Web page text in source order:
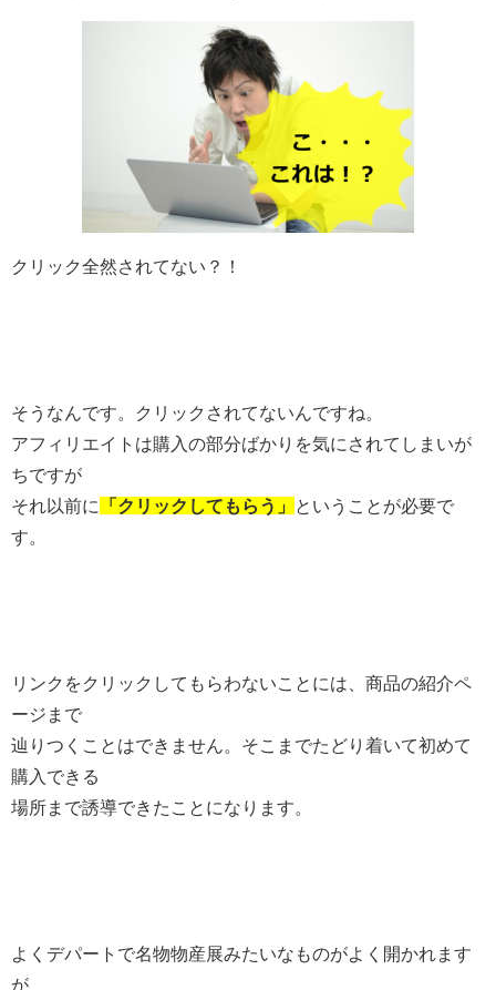
クリック全然されてない？！
そうなんです。クリックされてないんですね。
アフィリエイトは購入の部分ばかりを気にされてしまいが
ちですが
それ以前に
「クリックしてもらう」
ということが必要で
す。
リンクをクリックしてもらわないことには、商品の紹介ペ
ージまで
辿りつくことはできません。そこまでたどり着いて初めて
購入できる
場所まで誘導できたことになります。
よくデパートで名物物産展みたいなものがよく開かれます
が